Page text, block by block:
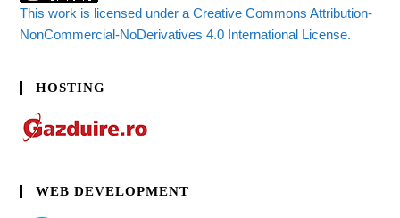
This work is licensed under a Creative Commons Attribution-
NonCommercial-NoDerivatives 4.0 International License.
HOSTING
WEB DEVELOPMENT